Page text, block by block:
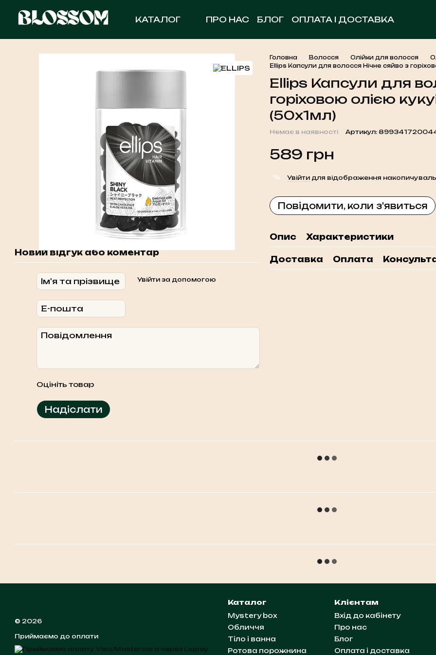
КАТАЛОГ ПРО НАС БЛОГ
ОПЛАТА І ДОСТАВКА
Новий відгук або коментар
Увійти за допомогою
Оцініть товар
Надіслати
Головна Волосся Олійки для волосся
Ellips Капсули для волосся Нічне сяйво з
Ellips Капсули для
горіховою олією
(50x1мл)
Немає в наявності Артикул:
589 грн
% Увійтидля відображення
Повідомити, коли з'явиться
Опис Характеристики
Доставка Оплата
© 2026
Приймаємо до оплати
Каталог
Mystery box
Обличчя
Тіло і ванна
Ротова порожнина
Клієнтам
Вхід до кабінету
Про нас
Блог
Оплата і доставка